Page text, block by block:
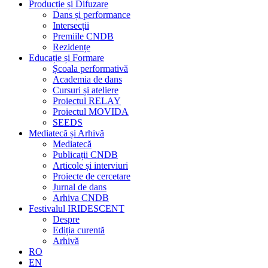
Producție și Difuzare
Dans și performance
Intersecții
Premiile CNDB
Rezidențe
Educație și Formare
Școala performativă
Academia de dans
Cursuri și ateliere
Proiectul RELAY
Proiectul MOVIDA
SEEDS
Mediatecă și Arhivă
Mediatecă
Publicații CNDB
Articole și interviuri
Proiecte de cercetare
Jurnal de dans
Arhiva CNDB
Festivalul IRIDESCENT
Despre
Ediția curentă
Arhivă
RO
EN